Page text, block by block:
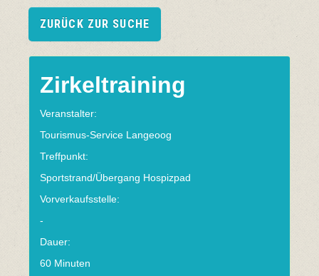
ZURÜCK ZUR SUCHE
Zirkeltraining
Veranstalter:
Tourismus-Service Langeoog
Treffpunkt:
Sportstrand/Übergang Hospizpad
Vorverkaufsstelle:
-
Dauer:
60 Minuten